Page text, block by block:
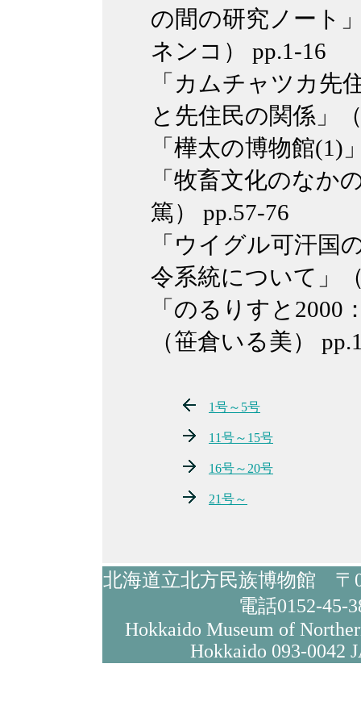
の間の研究ノー
ネンコ） pp.1-16
「カムチャツカ先
と先住民の関係」
「樺太の博物館(1)
「牧畜文化のなか
篤） pp.57-76
「ウイグル可汗国
令系統について」
「のるりすと
（笹倉いる美）
1号～5号
11号～15号
16号～20号
21号～
北海道立北方民族博物館
電話0152-45-
Hokkaido Museum of
Hokkaido 093-0042